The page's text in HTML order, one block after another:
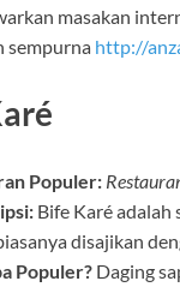
masakan
sempurna http://
Populer:
Bife Karé adalah
disajikan
Populer? Daging